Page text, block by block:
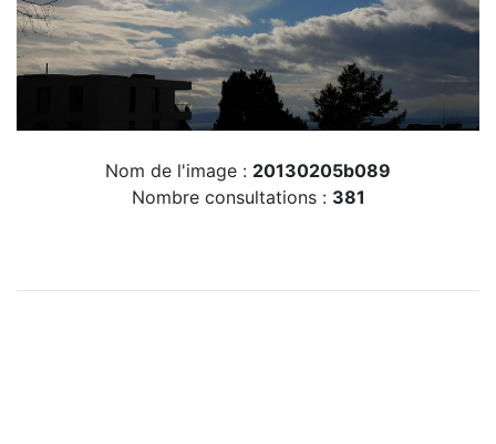
Nom de l'image : 20130205b089
Nombre consultations : 381